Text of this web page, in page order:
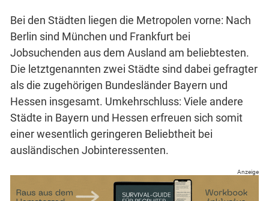
Bei den Städten liegen die Metropolen vorne: Nach
Berlin sind München und Frankfurt bei
Jobsuchenden aus dem Ausland am beliebtesten.
Die letztgenannten zwei Städte sind dabei gefragter
als die zugehörigen Bundesländer Bayern und
Hessen insgesamt. Umkehrschluss: Viele andere
Städte in Bayern und Hessen erfreuen sich somit
einer wesentlich geringeren Beliebtheit bei
ausländischen Jobinteressenten.
Anzeige